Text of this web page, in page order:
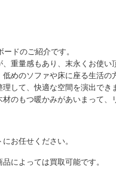
ドのご紹介です。
重量感もあり、末永くお使い
めのソファや床に座る生活の
して、快適な空間を演出でき
のもつ暖かみがあいまって、
お任せください。
によっては買取可能です。